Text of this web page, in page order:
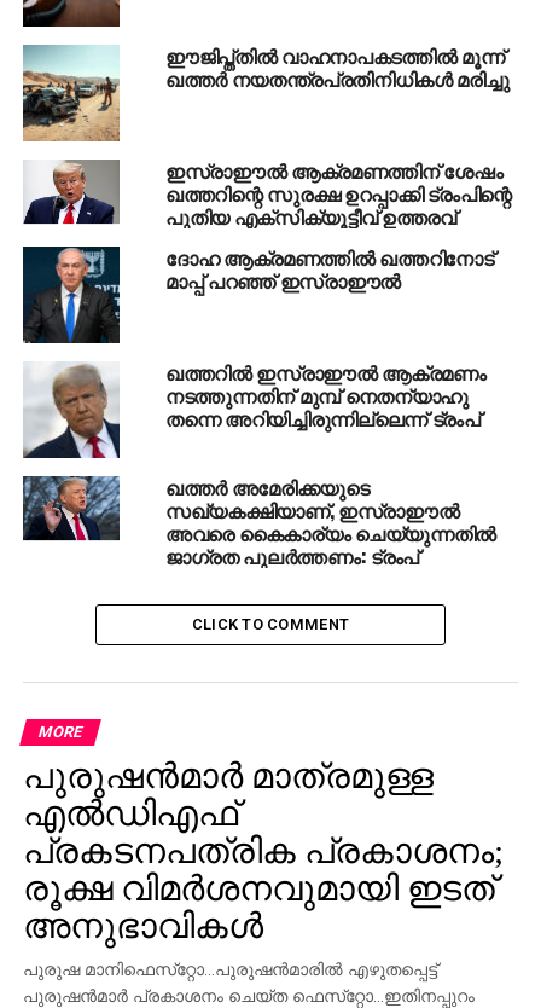
RELATED TOPICS: FM QATAR RADIO
UP NEXT
ഒടുവില്‍ പ്രതികരിച്ച് മുഖ്യമന്ത്രി; തോമസ്
ചാണ്ടിക്ക് ശാസന
DON'T MISS
എഴുത്തച്ഛന്‍ പുരസ്‌കാരം കെ.സച്ചിദാനന്ദന്
ഈജിപ്ത്തില്‍ വാഹനാപകടത്തില്‍ മൂന്ന്
ഖത്തര്‍ നയതന്ത്രപ്രതിനിധികള്‍ മരിച്ചു
ഇസ്രാഈല്‍ ആക്രമണത്തിന് ശേഷം
ഖത്തറിന്റെ സുരക്ഷ ഉറപ്പാക്കി ട്രംപിന്റെ
പുതിയ എക്‌സിക്യൂട്ടീവ് ഉത്തരവ്
ദോഹ ആക്രമണത്തില്‍ ഖത്തറിനോട്
മാപ്പ് പറഞ്ഞ് ഇസ്രാഈല്‍
ഖത്തറില്‍ ഇസ്രാഈല്‍ ആക്രമണം
നടത്തുന്നതിന് മുമ്പ് നെതന്യാഹു
തന്നെ അറിയിച്ചിരുന്നില്ലെന്ന് ട്രംപ്
ഖത്തര്‍ അമേരിക്കയുടെ
സഖ്യകക്ഷിയാണ്, ഇസ്രാഈല്‍
അവരെ കൈകാര്യം ചെയ്യുന്നതില്‍
ജാഗ്രത പുലര്‍ത്തണം: ട്രംപ്
CLICK TO COMMENT
MORE
പുരുഷന്‍മാര്‍ മാത്രമുള്ള
എല്‍ഡിഎഫ്
പ്രകടനപത്രിക പ്രകാശനം;
രൂക്ഷ വിമര്‍ശനവുമായി ഇടത്
അനുഭാവികൾ
പുരുഷ മാനിഫെസ്‌റ്റോ…പുരുഷന്‍മാരില്‍ എഴുതപ്പെട്ട്
പുരുഷന്‍മാര്‍ പ്രകാശനം ചെയ്ത ഫെസ്‌റ്റോ…ഇതിനപ്പുറം